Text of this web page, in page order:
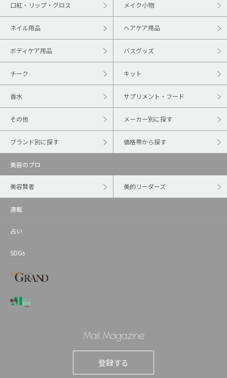
口紅・リップ・グロス メイク小物
ネイル用品 ヘアケア用品
ボディケア用品 バスグッズ
チーク キット
香水 サプリメント・フード
その他 メーカー別に探す
ブランド別に探す 価格帯から探す
美容のプロ
美容賢者 美的リーダーズ
連載
占い
SDGs
Mail Magazine
登録する